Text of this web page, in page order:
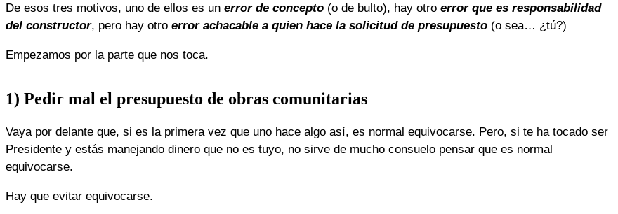
De esos tres motivos, uno de ellos es un error de concepto (o de bulto), hay otro error que es responsabilidad
del constructor, pero hay otro error achacable a quien hace la solicitud de presupuesto (o sea… ¿tú?)
Empezamos por la parte que nos toca.
1) Pedir mal el presupuesto de obras comunitarias
Vaya por delante que, si es la primera vez que uno hace algo así, es normal equivocarse. Pero, si te ha tocado ser
Presidente y estás manejando dinero que no es tuyo, no sirve de mucho consuelo pensar que es normal
equivocarse.
Hay que evitar equivocarse.